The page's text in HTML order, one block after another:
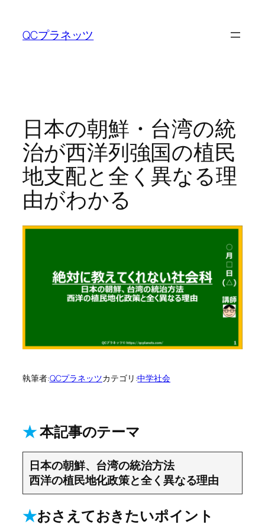
QCプラネッツ
日本の朝鮮・台湾の統
治が西洋列強国の植民
地支配と全く異なる理
由がわかる
執筆者:QCプラネッツカテゴリ:中学社会
★本記事のテーマ
日本の朝鮮、台湾の統治方法
西洋の植民地化政策と全く異なる理由
★おさえておきたいポイント